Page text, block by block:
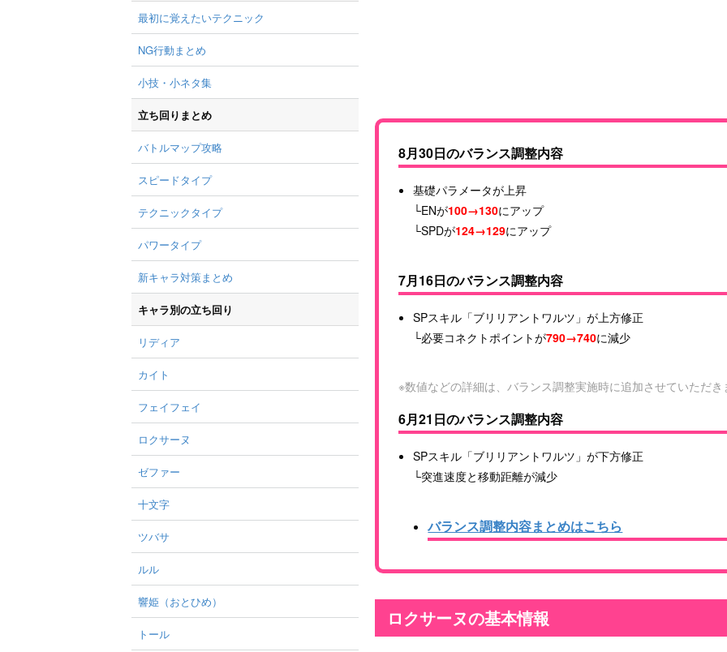
8月30日のバランス調整内容
基礎パラメータが上昇
└ENが100→130にアップ
└SPDが124→129にアップ
7月16日のバランス調整内容
SPスキル「ブリリアントワルツ」が上方修正
└必要コネクトポイントが790→740に減少
※数値などの詳細は、バランス調整実施時に追加させていただき
6月21日のバランス調整内容
SPスキル「ブリリアントワルツ」が下方修正
└突進速度と移動距離が減少
バランス調整内容まとめはこちら
ロクサーヌの基本情報
最初に覚えたいテクニック
NG行動まとめ
小技・小ネタ集
立ち回りまとめ
バトルマップ攻略
スピードタイプ
テクニックタイプ
パワータイプ
新キャラ対策まとめ
キャラ別の立ち回り
リディア
カイト
フェイフェイ
ロクサーヌ
ゼファー
十文字
ツバサ
ルル
響姫（おとひめ）
トール